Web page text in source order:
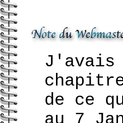
J'avais
de ce